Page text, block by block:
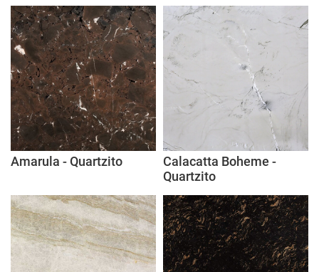
Amarula - Quartzito
Calacatta Boheme -
Quartzito